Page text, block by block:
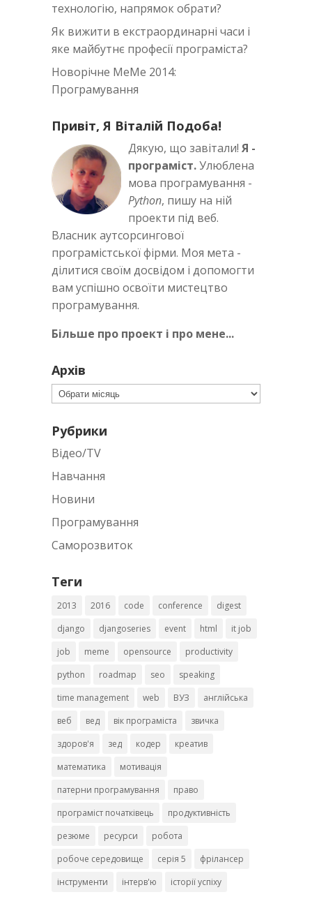
технологію, напрямок обрати?
Як вижити в екстраординарні часи i
яке майбутнє професії програміста?
Новорічне MeMe 2014:
Програмування
Привіт, Я Віталій Подоба!
Дякую, що завітали! Я -
програміст.Улюблена
мова програмування -
Python, пишу на ній
проекти під веб.
Власник аутсорсингової
програмістської фірми. Моя мета -
ділитися своїм досвідом і допомогти
вам успішно освоїти мистецтво
програмування.
Більше про проект і про мене...
Архів
Архів
Рубрики
Відео/TV
Навчання
Новини
Програмування
Саморозвиток
Теги
2013 2016 code conference
digest
django
djangoseries event html
it job
job
meme opensource
productivity
python
roadmap seo
speaking
time management
web ВУЗ
англійська
веб
вед вік програміста
звичка
здоров'я
зед кодер
креатив
математика
мотивація
патерни програмування
право
програміст початківець
продуктивність
резюме
ресурси
робота
робоче середовище
серія 5
фрілансер
інструменти
інтерв'ю історії успіху